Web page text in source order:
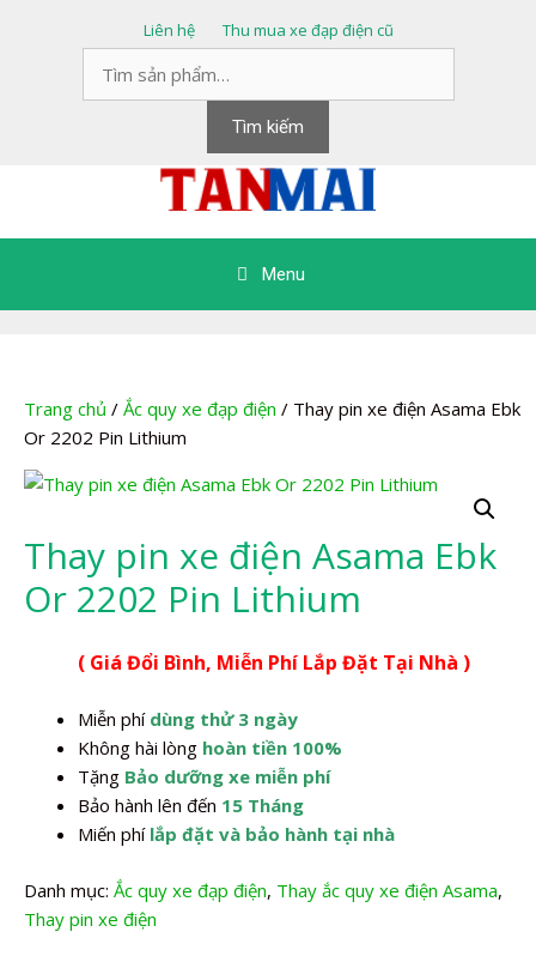
Liên hệ
Thu mua xe đạp điện cũ
kiếm:
Tìm kiếm
Menu
Trang chủ / Ắc quy xe đạp điện / Thay pin xe điện Asama Ebk
Or 2202 Pin Lithium
Thay pin xe điện Asama Ebk
Or 2202 Pin Lithium
( Giá Đổi Bình, Miễn Phí Lắp Đặt Tại Nhà )
Miễn phí dùng thử 3 ngày
Không hài lòng hoàn tiền 100%
Tặng Bảo dưỡng xe miễn phí
Bảo hành lên đến 15 Tháng
Miến phí lắp đặt và bảo hành tại nhà
Danh mục: Ắc quy xe đạp điện, Thay ắc quy xe điện Asama,
Thay pin xe điện